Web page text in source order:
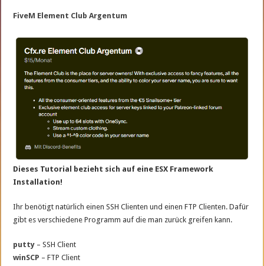
FiveM Element Club Argentum
Dieses Tutorial bezieht sich auf eine ESX Framework
Installation!
Ihr benötigt natürlich einen SSH Clienten und einen FTP Clienten. Dafür
gibt es verschiedene Programm auf die man zurück greifen kann.
putty – SSH Client
winSCP – FTP Client